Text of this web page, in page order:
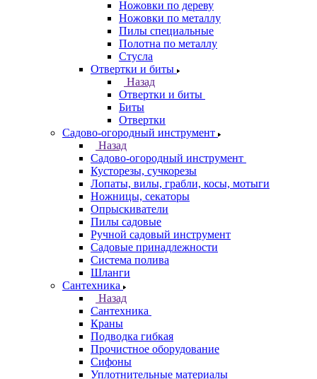
Ножовки по дереву
Ножовки по металлу
Пилы специальные
Полотна по металлу
Стусла
Отвертки и биты
Назад
Отвертки и биты
Биты
Отвертки
Садово-огородный инструмент
Назад
Садово-огородный инструмент
Кусторезы, сучкорезы
Лопаты, вилы, грабли, косы, мотыги
Ножницы, секаторы
Опрыскиватели
Пилы садовые
Ручной садовый инструмент
Садовые принадлежности
Система полива
Шланги
Сантехника
Назад
Сантехника
Краны
Подводка гибкая
Прочистное оборудование
Сифоны
Уплотнительные материалы